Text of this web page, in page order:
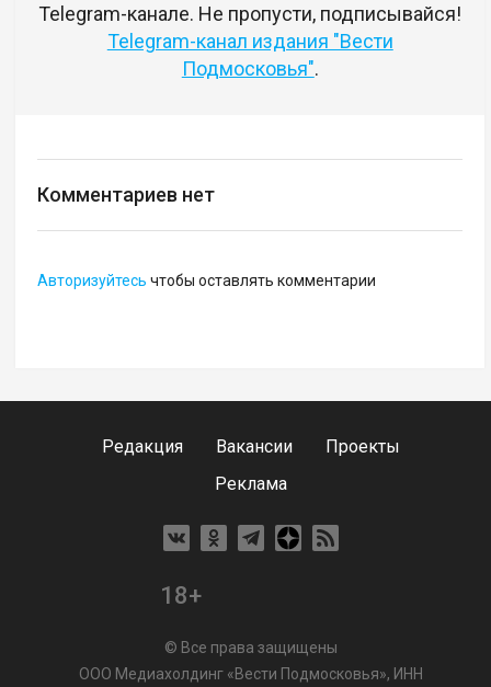
Telegram-канале. Не пропусти, подписывайся!
Telegram-канал издания "Вести
Подмосковья".
Комментариев нет
Авторизуйтесь чтобы оставлять комментарии
Редакция Вакансии
Проекты
Реклама
18+
© Все права защищены
ООО Медиахолдинг «Вести Подмосковья», ИНН